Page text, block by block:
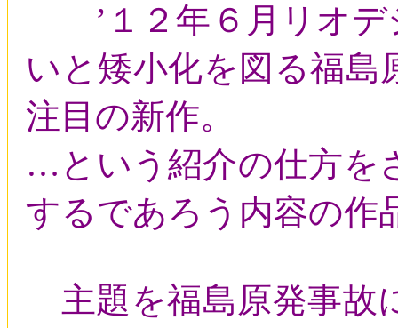
’１２年６月リオデ
いと矮小化を図る福島
注目の新作。
…という紹介の仕方を
するであろう内容の作
主題を福島原発事故